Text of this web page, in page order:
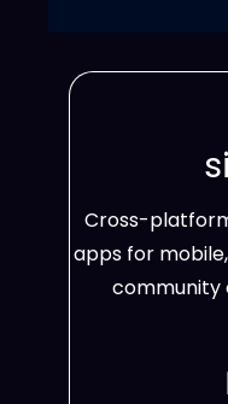
Cross-
apps for
community